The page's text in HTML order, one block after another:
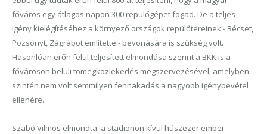
főváros egy átlagos napon 300 repülőgépet fogad. De a teljes
igény kielégítéséhez a környező országok repülőtereinek - Bécset,
Pozsonyt, Zágrábot említette - bevonására is szükség volt.
Hasonlóan erőn felül teljesített elmondása szerint a BKK is a
fővároson belüli tömegközlekedés megszervezésével, amelyben
szintén nem volt semmilyen fennakadás a nagyobb igénybevétel
ellenére.
Szabó Vilmos elmondta: a stadionon kívül húszezer ember